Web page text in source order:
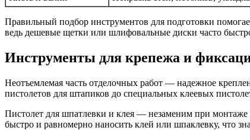
Правильный подбор инструментов для подготовки
ведь дешевые щетки или шлифовальные диски часто
Инструменты для крепежа и
Неотъемлемая часть отделочных работ — надежное
пистолетов для штапиков до специальных клеевых
Пистолет для шпатлевки и клея — незаменим при
быстро и равномерно наносить клей или шпаклевку, что